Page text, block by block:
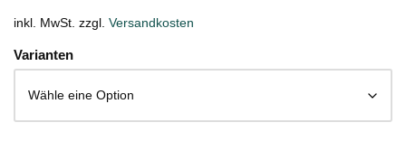
inkl. MwSt. zzgl. Versandkosten
Varianten